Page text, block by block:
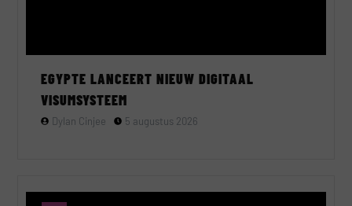
EGYPTE LANCEERT NIEUW DIGITAAL
VISUMSYSTEEM
Dylan Cinjee 5 augustus 2026